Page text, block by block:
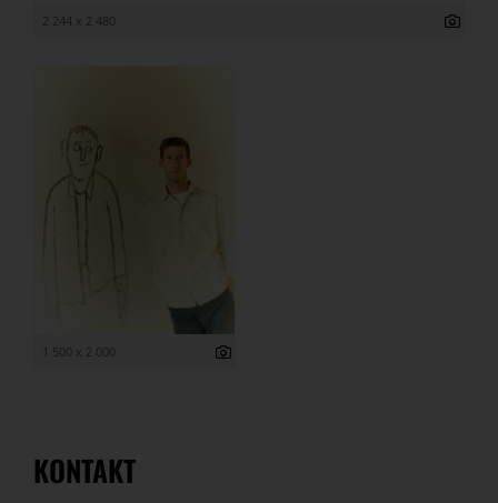
2 244 x 2 480
1 500 x 2 000
KONTAKT